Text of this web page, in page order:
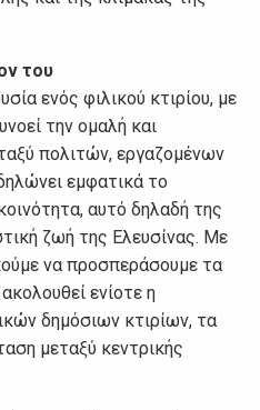
του
ενός φιλικού κτιρίου, με
την ομαλή και
πολιτών, εργαζομένων
εμφατικά το
αυτό δηλαδή της
ζωή της Ελευσίνας. Με
να προσπεράσουμε τα
ενίοτε η
δημόσιων κτιρίων, τα
μεταξύ κεντρικής